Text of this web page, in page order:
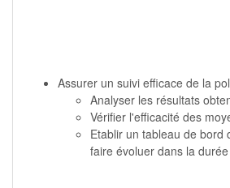
Assurer un suivi efficace de la
Analyser les résultats
Vérifier l'efficacité des
Etablir un tableau de bord
faire évoluer dans la durée